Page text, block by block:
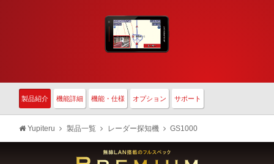
製品紹介 機能詳細 機能・仕様 オプション サポート
Yupiteru 製品一覧 レーダー探知機 GS1000